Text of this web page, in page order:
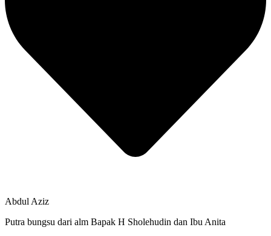
Abdul Aziz
Putra bungsu dari alm Bapak H Sholehudin dan Ibu Anita